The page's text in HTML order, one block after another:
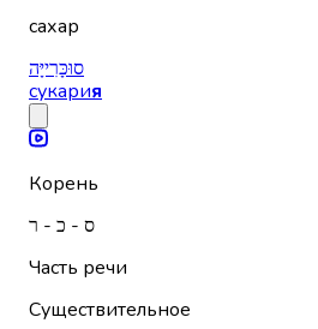
сахар
סוּכָּרִייָּה
сукария
Корень
ס - כ - ר
Часть речи
Существительное